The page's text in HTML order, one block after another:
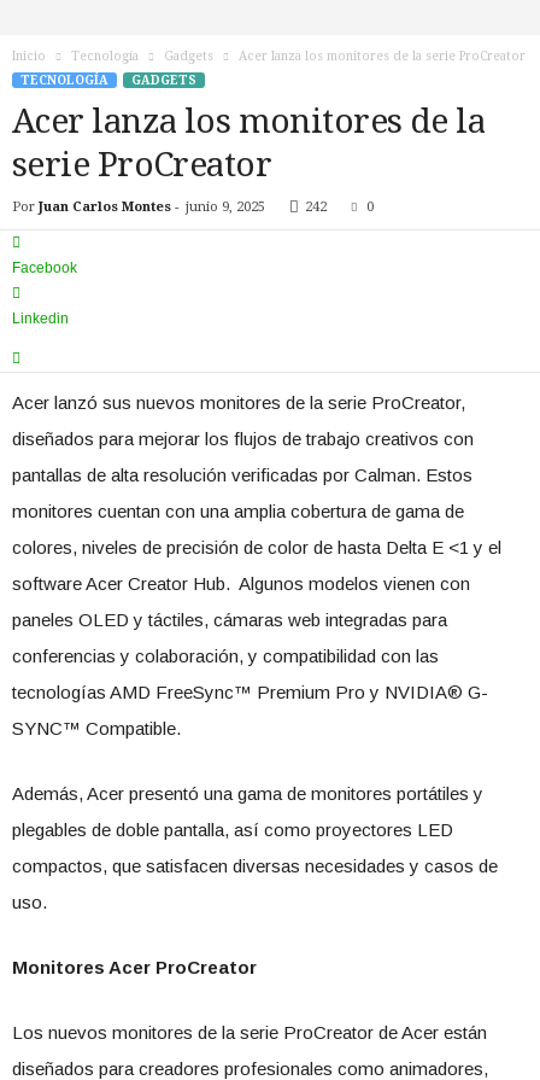
Inicio Tecnología Gadgets
Acer lanza los monitores de la serie ProCreator
TECNOLOGÍA
GADGETS
Acer lanza los monitores de la
serie ProCreator
Por Juan Carlos Montes - junio 9, 2025 242 0
Facebook
Linkedin
Acer lanzó sus nuevos monitores de la serie ProCreator,
diseñados para mejorar los flujos de trabajo creativos con
pantallas de alta resolución verificadas por Calman. Estos
monitores cuentan con una amplia cobertura de gama de
colores, niveles de precisión de color de hasta Delta E <1 y el
software Acer Creator Hub. Algunos modelos vienen con
paneles OLED y táctiles, cámaras web integradas para
conferencias y colaboración, y compatibilidad con las
tecnologías AMD FreeSync™ Premium Pro y NVIDIA® G-
SYNC™ Compatible.
Además, Acer presentó una gama de monitores portátiles y
plegables de doble pantalla, así como proyectores LED
compactos, que satisfacen diversas necesidades y casos de
uso.
Monitores Acer ProCreator
Los nuevos monitores de la serie ProCreator de Acer están
diseñados para creadores profesionales como animadores,